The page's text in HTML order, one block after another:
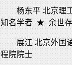
杨东平 北京理
知名学者 ★ 余世存
展江 北京外国
程院院士